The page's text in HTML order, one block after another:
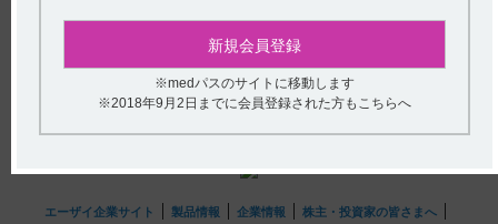
新規会員登録
※medパスのサイトに移動します
※2018年9月2日までに会員登録された方もこちらへ
フリーダイヤル0120-419-497
インターネットでのお問い合わせ
エーザイ企業サイト 製品情報 企業情報
株主・投資家の皆さまへ